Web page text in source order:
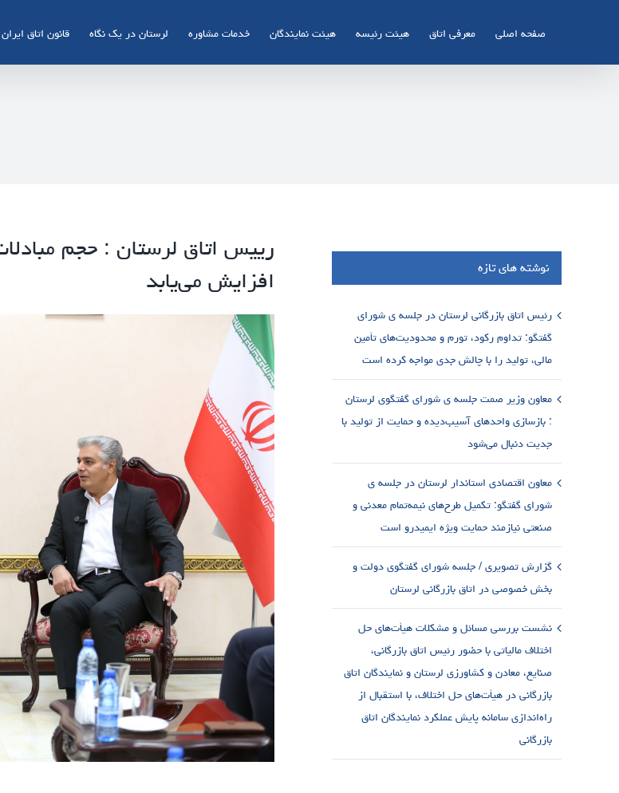
صفحه اصلی معرفی اتاق هیئت رئیسه هیئت نمایندگان خدمات مشاوره لرستان در یک نگاه قانون اتاق ایران
رییس اتاق لرستان : حجم
افزایش می‌یابد
نوشته های تازه
رئیس اتاق بازرگانی لرستان در جلسه ی شورای
گفتگو: تداوم رکود، تورم و محدودیت‌های تأمین
مالی، تولید را با چالش جدی مواجه کرده است
معاون وزیر صمت جلسه ی شورای گفتگوی لرستان
: بازسازی واحدهای آسیب‌دیده و حمایت از تولید با
جدیت دنبال می‌شود
معاون اقتصادی استاندار لرستان در جلسه ی
شورای گفتگو: تکمیل طرح‌های نیمه‌تمام معدنی و
صنعتی نیازمند حمایت ویژه ایمیدرو است
گزارش تصویری / جلسه شورای گفتگوی دولت و
بخش خصوصی در اتاق بازرگانی لرستان
نشست بررسی مسائل و مشکلات هیأت‌های حل
اختلاف مالیاتی با حضور رئیس اتاق بازرگانی،
صنایع، معادن و کشاورزی لرستان و نمایندگان اتاق
بازرگانی در هیأت‌های حل اختلاف، با استقبال از
راه‌اندازی سامانه پایش عملکرد نمایندگان اتاق
بازرگانی